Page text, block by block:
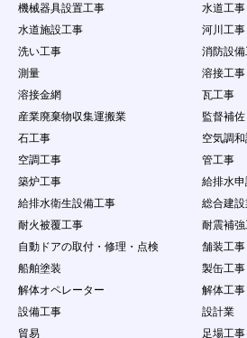
（３）
第三者の個人情報を公開する行為
（４）
公序良俗に反する行為やコンテンツ
（５）
会員以外の自然人・法人・団体・組
（６）
虚偽の情報をコンテンツに掲載し、
ツ閲覧者を欺く行為
三者の名誉や社会的信用を棄損した
感や精神的な損害を与える行為
（８）
コンテンツ閲覧者を含む会員以外の
法人・団体・組織等の第三者の個人
（９）
本サービスで得た情報を、本サービ
目的の範囲を超えて第三者に譲渡す
又は営業を目的とした情報提供活動
と（営利を目的とした情報提供等の行
機械器具設置工事
水道工事
水道施設工事
河川工事
洗い工事
消防設
測量
溶接工事
溶接金網
瓦工事
産業廃棄物収集運搬業
監督補佐
石工事
空気調
空調工事
管工事
築炉工事
給排水
給排水衛生設備工事
総合建
耐火被覆工事
耐震補
自動ドアの取付・修理・点検
舗装工事
船舶塗装
製缶工事
解体オペレーター
解体工事
設備工事
設計業
貿易
足場工事